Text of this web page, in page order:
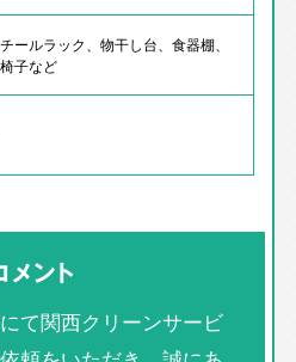
ールラック、物干し台、食器棚、
子など
ント
にて関西クリーンサービ